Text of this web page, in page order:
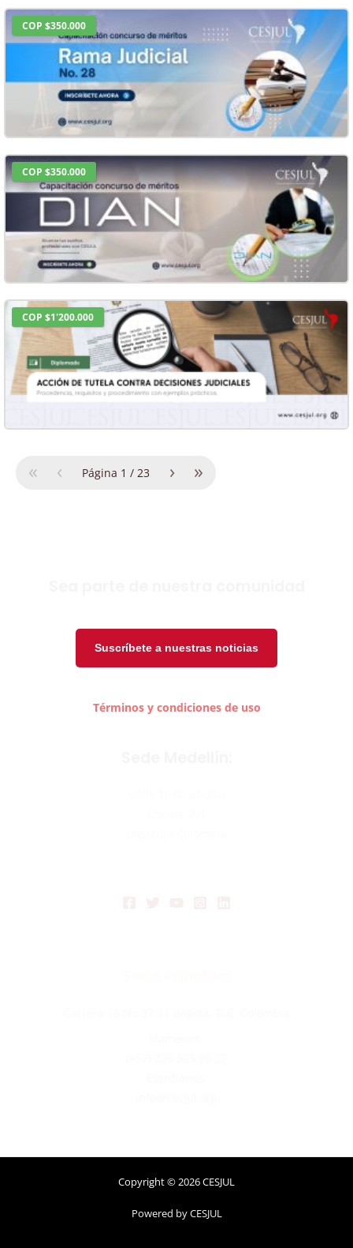
COP $350.000
COP $350.000
COP $1'200.000
« ‹ › »
Página 1 / 23
Suscríbete a nuestras noticias
Términos y condiciones de uso
Copyright © 2026 CESJUL
Powered by CESJUL